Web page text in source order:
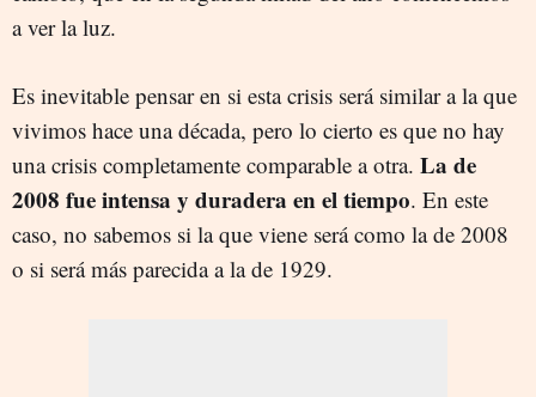
a ver la luz.
Es inevitable pensar en si esta crisis será similar a la que
vivimos hace una década, pero lo cierto es que no hay
una crisis completamente comparable a otra. La de
2008 fue intensa y duradera en el tiempo. En este
caso, no sabemos si la que viene será como la de 2008
o si será más parecida a la de 1929.